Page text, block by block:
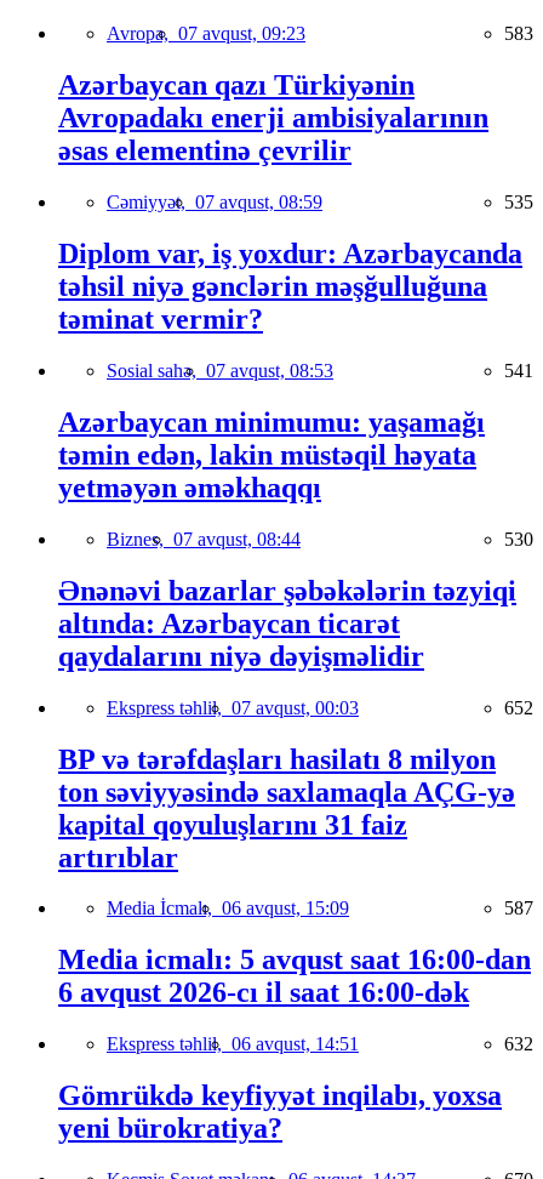
Avropa, 07 avqust, 09:23 583
Azərbaycan qazı Türkiyənin
Avropadakı enerji ambisiyalarının
əsas elementinə çevrilir
Cəmiyyət, 07 avqust, 08:59 535
Diplom var, iş yoxdur: Azərbaycanda
təhsil niyə gənclərin məşğulluğuna
təminat vermir?
Sosial sahə, 07 avqust, 08:53 541
Azərbaycan minimumu: yaşamağı
təmin edən, lakin müstəqil həyata
yetməyən əməkhaqqı
Biznes, 07 avqust, 08:44 530
Ənənəvi bazarlar şəbəkələrin təzyiqi
altında: Azərbaycan ticarət
qaydalarını niyə dəyişməlidir
Ekspress təhlil, 07 avqust, 00:03 652
BP və tərəfdaşları hasilatı 8 milyon
ton səviyyəsində saxlamaqla AÇG-yə
kapital qoyuluşlarını 31 faiz
artırıblar
Media İcmalı, 06 avqust, 15:09 587
Media icmalı: 5 avqust saat 16:00-dan
6 avqust 2026-cı il saat 16:00-dək
Ekspress təhlil, 06 avqust, 14:51 632
Gömrükdə keyfiyyət inqilabı, yoxsa
yeni bürokratiya?